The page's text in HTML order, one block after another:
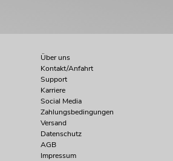
Über uns
Kontakt/Anfahrt
Support
Karriere
Social Media
Zahlungsbedingungen
Versand
Datenschutz
AGB
Impressum